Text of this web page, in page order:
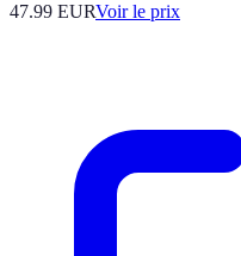
47.99 EURVoir le prix